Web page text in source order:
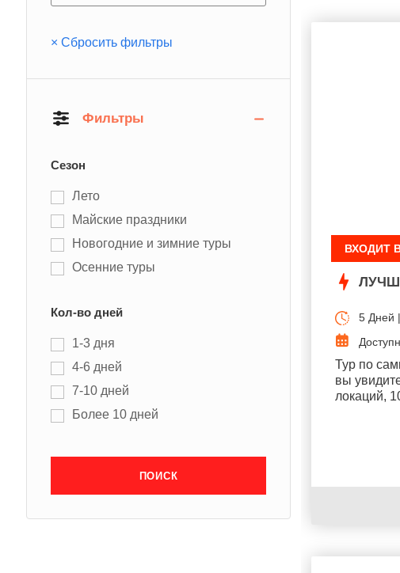
× Сбросить фильтры
Фильтры
Сезон
Лето
Майские праздники
Новогодние и зимние туры
Осенние туры
Кол-во дней
1-3 дня
4-6 дней
7-10 дней
Более 10 дней
ВХОДИТ
5 Дней
Тур по
вы
локаций,